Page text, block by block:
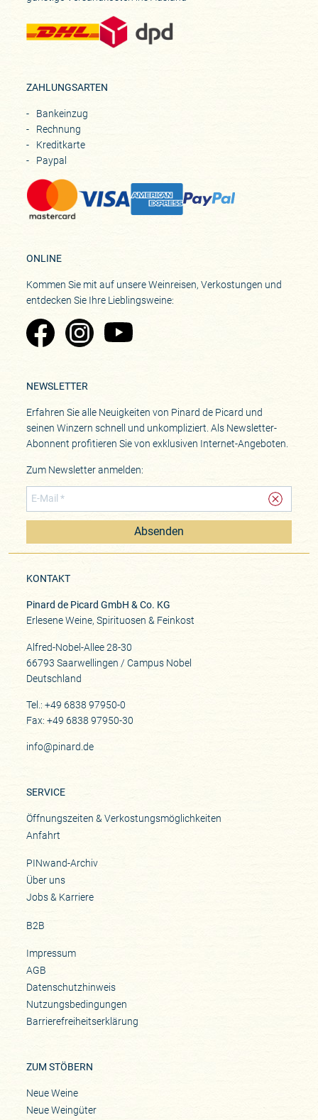
ZAHLUNGSARTEN
Bankeinzug
Rechnung
Kreditkarte
Paypal
ONLINE
Kommen Sie mit auf unsere Weinreisen, Verkostungen und
entdecken Sie Ihre Lieblingsweine:
Zu Pinard's Facebook-Seite
Zu Pinard's Instagram-Seite
Zu Pinard's YouTube-Seite
NEWSLETTER
Erfahren Sie alle Neuigkeiten von Pinard de Picard und
seinen Winzern schnell und unkompliziert. Als Newsletter-
Abonnent profitieren Sie von exklusiven Internet-Angeboten.
Zum Newsletter anmelden:
Absenden
KONTAKT
Pinard de Picard GmbH & Co. KG
Erlesene Weine, Spirituosen & Feinkost
Alfred-Nobel-Allee 28-30
66793 Saarwellingen / Campus Nobel
Deutschland
Tel.: +49 6838 97950-0
Fax: +49 6838 97950-30
info@pinard.de
SERVICE
Öffnungszeiten & Verkostungsmöglichkeiten
Anfahrt
PINwand-Archiv
Über uns
Jobs & Karriere
B2B
Impressum
AGB
Datenschutzhinweis
Nutzungsbedingungen
Barrierefreiheitserklärung
ZUM STÖBERN
Neue Weine
Neue Weingüter